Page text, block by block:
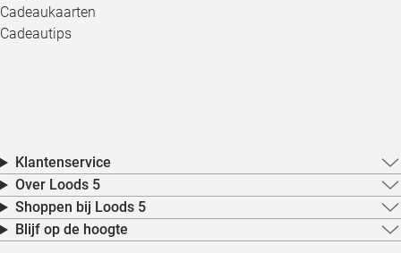
Cadeaukaarten
Cadeautips
Klantenservice
Over Loods 5
Shoppen bij Loods 5
Blijf op de hoogte